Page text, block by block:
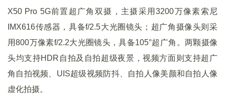
X50 Pro 5G前置超广角双摄，主摄采用3200万像素索尼
IMX616传感器，具备f/2.5大光圈镜头；超广角摄像头则采
用800万像素f/2.2大光圈镜头，具备105°超广角。两颗摄像
头均支持HDR自拍及自拍超级夜景，视频方面则支持超广
角自拍视频、UIS超级视频防抖、自拍人像美颜和自拍人像
虚化拍摄。